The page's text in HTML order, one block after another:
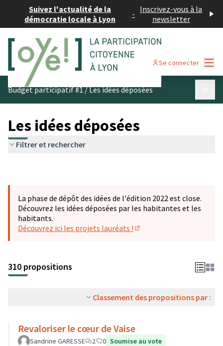
Suivez l'actualité de la
démocratie locale à Lyon
- Inscrivez-vous à la
newsletter
Se connecter
Budget participatif #1/Les idées déposées
Les idées déposées
Filtrer et rechercher
La phase de dépôt des idées de l'édition 2022 est close.
Découvrez les idées déposées par les habitantes et les
habitants.
Découvrez ici les projets lauréats !
310 propositions
Classement des propositions par :
Revaloriser le cœur de Vaise
Sandrine GARESSE 2 0 Soumise au vote